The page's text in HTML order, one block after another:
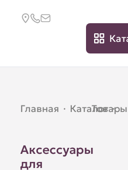
Главная · Каталог ·
Аксессуары
для